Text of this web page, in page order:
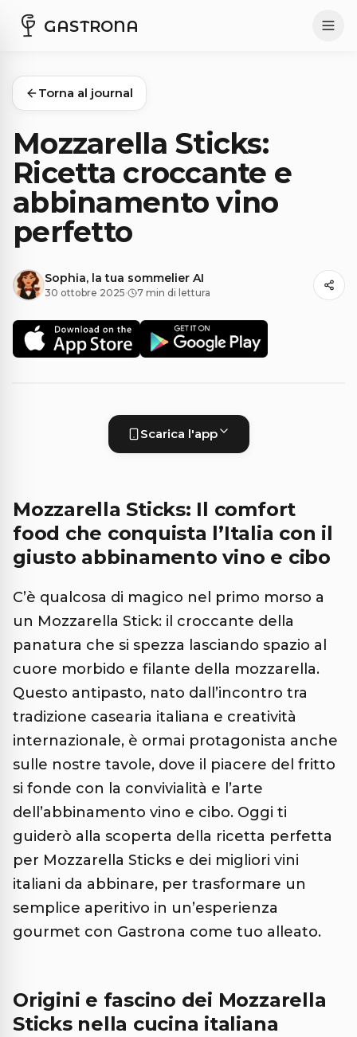
GASTRONA
Torna al journal
Mozzarella Sticks:
Ricetta croccante e
abbinamento vino
perfetto
Sophia, la tua sommelier AI
30 ottobre 2025· 7 min di lettura
Scarica l'app
Mozzarella Sticks: Il comfort
food che conquista l’Italia con il
giusto abbinamento vino e cibo
C’è qualcosa di magico nel primo morso a
un Mozzarella Stick: il croccante della
panatura che si spezza lasciando spazio al
cuore morbido e filante della mozzarella.
Questo antipasto, nato dall’incontro tra
tradizione casearia italiana e creatività
internazionale, è ormai protagonista anche
sulle nostre tavole, dove il piacere del fritto
si fonde con la convivialità e l’arte
dell’abbinamento vino e cibo. Oggi ti
guiderò alla scoperta della ricetta perfetta
per Mozzarella Sticks e dei migliori vini
italiani da abbinare, per trasformare un
semplice aperitivo in un’esperienza
gourmet con Gastrona come tuo alleato.
Origini e fascino dei Mozzarella
Sticks nella cucina italiana